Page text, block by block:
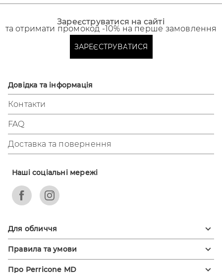
Зареєструватися на сайті
та отримати промокод -10% на перше замовлення
ЗАРЕЄСТРУВАТИСЯ
Довідка та інформація
Контакти
FAQ
Доставка та повернення
Наші соціальні мережі
Для обличчя
Креми для обличчя
Сироватки для обличчя
Правила та умови
Умови обслуговування
Про Perricone MD